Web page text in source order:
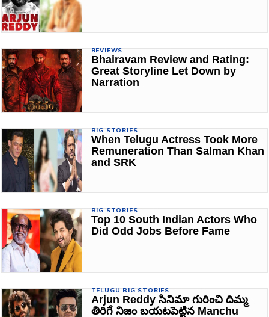
REVIEWS
Bhairavam Review and Rating:
Great Storyline Let Down by
Narration
BIG STORIES
When Telugu Actress Took More
Remuneration Than Salman Khan
and SRK
BIG STORIES
Top 10 South Indian Actors Who
Did Odd Jobs Before Fame
TELUGU BIG STORIES
Arjun Reddy సినిమా గురించి దిమ్మ
తిరిగే నిజం బయటపెట్టిన Manchu